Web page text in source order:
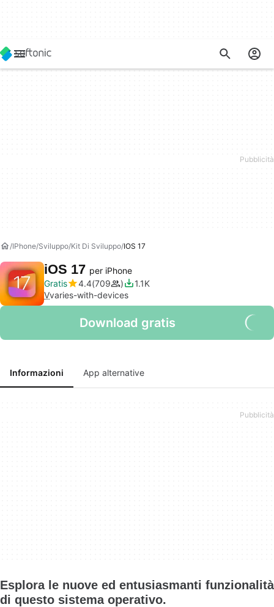
IPhone Sviluppo Kit Di Sviluppo IOS 17
iOS 17 per iPhone
Gratis
4.4 709
1.1K
Vvaries-with-devices
Download gratis
Informazioni App alternative
Esplora le nuove ed entusiasmanti funzionalità
di questo sistema operativo.